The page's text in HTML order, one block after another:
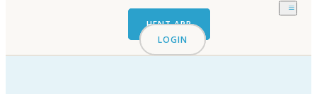
HENT APP
LOGIN